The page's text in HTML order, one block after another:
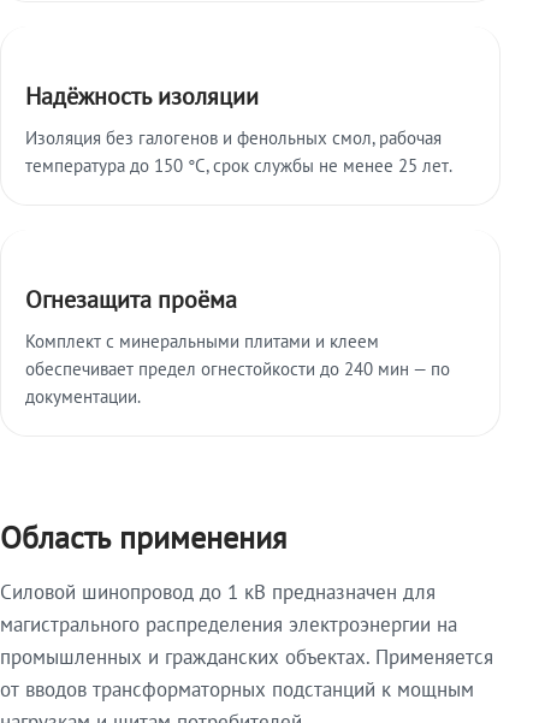
Надёжность изоляции
Изоляция без галогенов и фенольных смол, рабочая
температура до 150 °C, срок службы не менее 25 лет.
Огнезащита проёма
Комплект с минеральными плитами и клеем
обеспечивает предел огнестойкости до 240 мин — по
документации.
Область применения
Силовой шинопровод до 1 кВ предназначен для
магистрального распределения электроэнергии на
промышленных и гражданских объектах. Применяется
от вводов трансформаторных подстанций к мощным